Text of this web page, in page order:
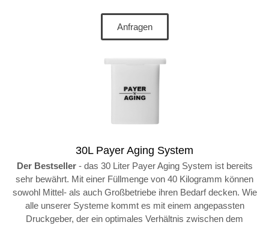
Anfragen
30L Payer Aging System
Der Bestseller- das 30 Liter Payer Aging System ist bereits
sehr bewährt. Mit einer Füllmenge von 40 Kilogramm können
sowohl Mittel- als auch Großbetriebe ihren Bedarf decken. Wie
alle unserer Systeme kommt es mit einem angepassten
Druckgeber, der ein optimales Verhältnis zwischen dem